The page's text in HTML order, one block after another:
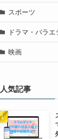
スポーツ
ドラマ・バラエ
映画
人気記事